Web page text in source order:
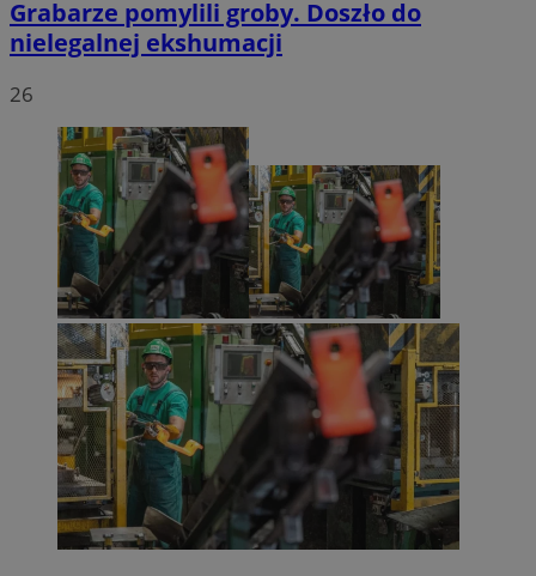
Grabarze pomylili groby. Doszło do
nielegalnej ekshumacji
26